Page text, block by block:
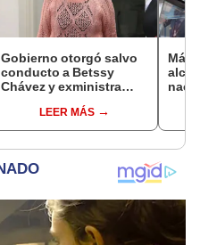
Gobierno otorgó salvo
conducto a Betssy
Chávez y exministra
madrugadaLEER MÁS
Más